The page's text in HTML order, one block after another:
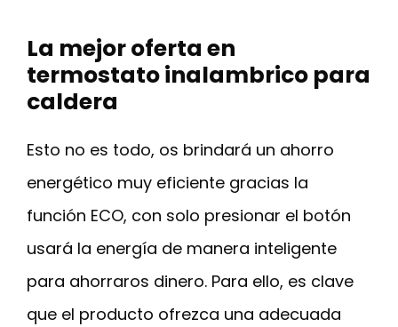
La mejor oferta en
termostato inalambrico para
caldera
Esto no es todo, os brindará un ahorro
energético muy eficiente gracias la
función ECO, con solo presionar el botón
usará la energía de manera inteligente
para ahorraros dinero. Para ello, es clave
que el producto ofrezca una adecuada